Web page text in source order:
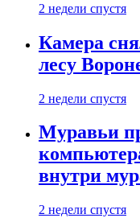
2 недели спустя
Камера
лесу
2 недели спустя
Муравьи
внутри
2 недели спустя